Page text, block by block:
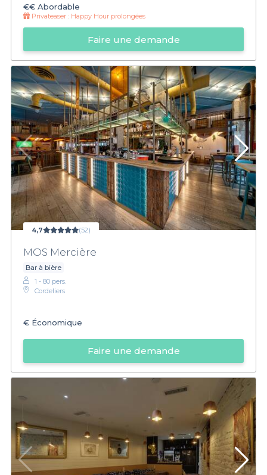
€€ Abordable
Privateaser : Happy Hour prolongées
Faire une demande
4,7 (52)
MOS Mercière
Bar à bière
1 - 80 pers.
Cordeliers
€ Économique
Faire une demande